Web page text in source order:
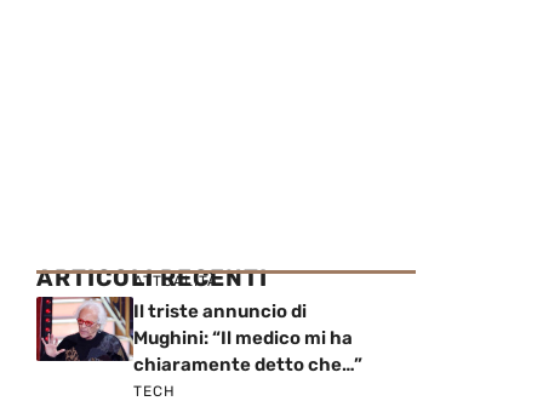
ARTICOLI RECENTI
ATTUALITÀ
Il triste annuncio di
Mughini: “Il medico mi ha
chiaramente detto che…”
TECH